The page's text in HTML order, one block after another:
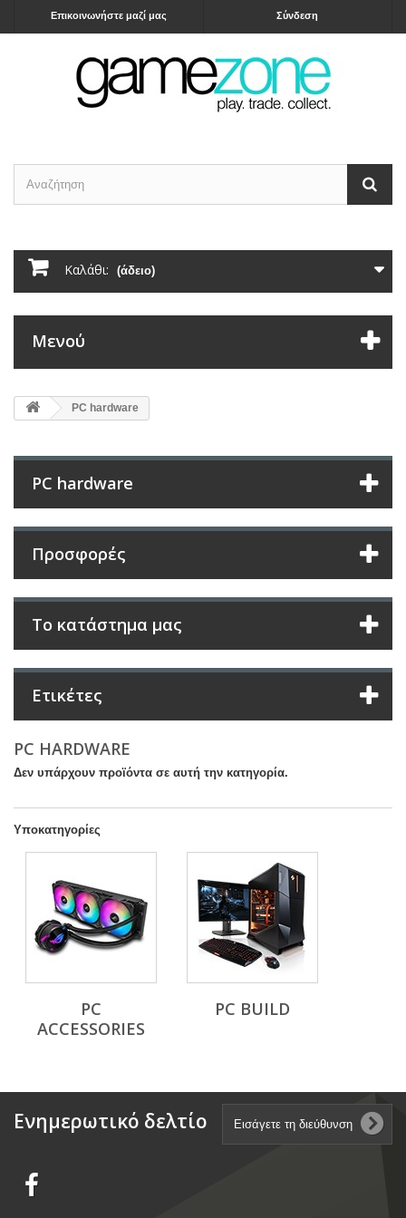
Σύνδεση
Επικοινωνήστε μαζί μας
Καλάθι: (άδειο)
Μενού
PC hardware
PC hardware
Προσφορές
Το κατάστημα μας
Ετικέτες
PC HARDWARE
Δεν υπάρχουν προϊόντα σε αυτή την κατηγορία.
Υποκατηγορίες
PC
ACCESSORIES
PC BUILD
Ενημερωτικό δελτίο